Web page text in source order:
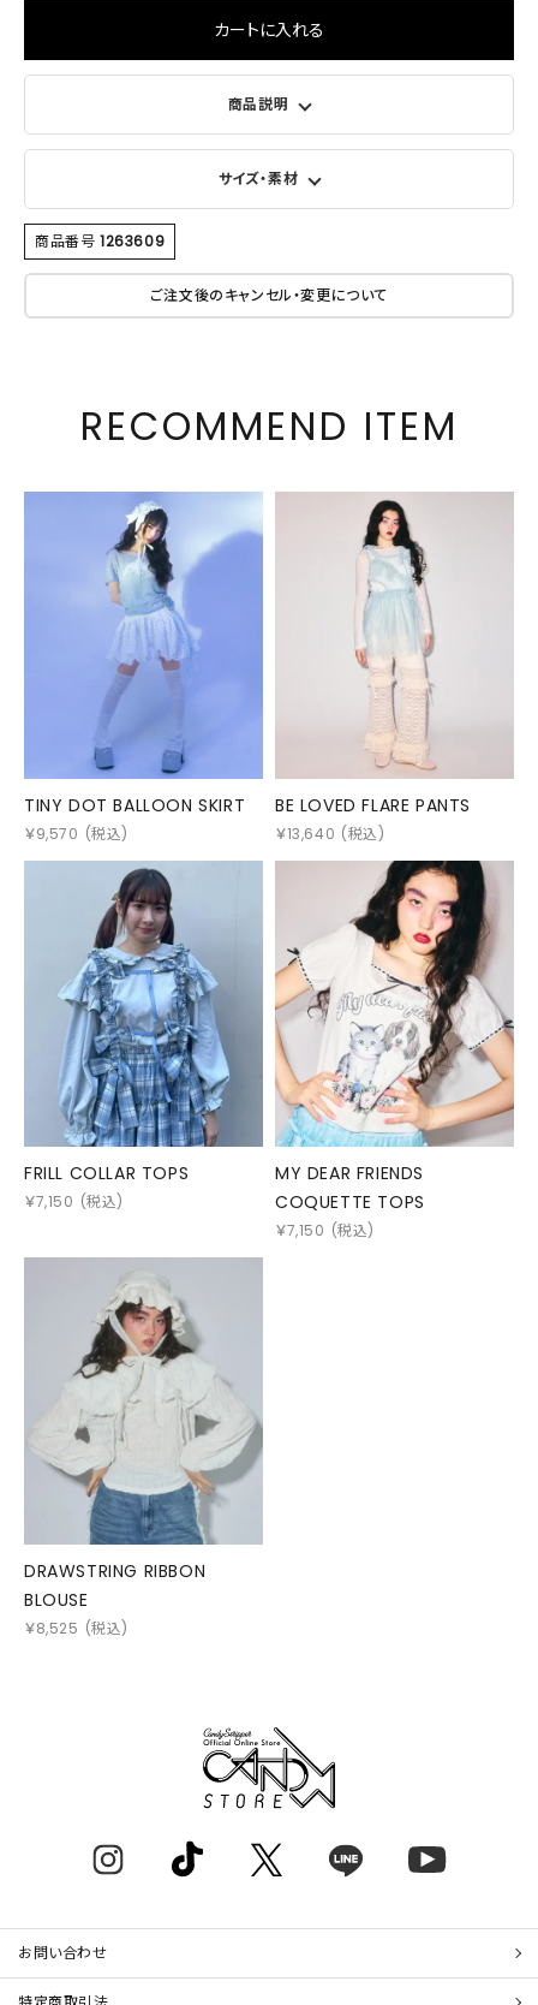
カートに入れる
商品説明
サイズ・素材
商品番号 1263609
ご注文後のキャンセル・変更について
RECOMMEND ITEM
TINY DOT BALLOON SKIRT
￥9,570 (税込)
BE LOVED FLARE PANTS
￥13,640 (税込)
FRILL COLLAR TOPS
￥7,150 (税込)
MY DEAR FRIENDS
COQUETTE TOPS
￥7,150 (税込)
DRAWSTRING RIBBON
BLOUSE
￥8,525 (税込)
お問い合わせ